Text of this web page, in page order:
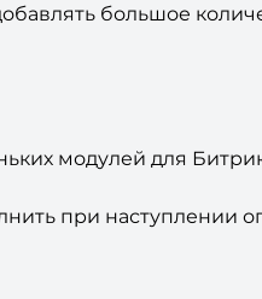
большое
модулей для
при наступлении